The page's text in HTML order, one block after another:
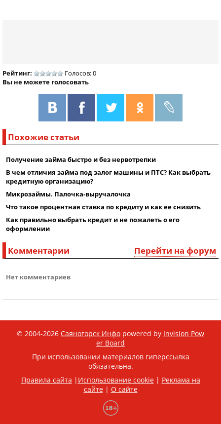
Рейтинг:
Голосов: 0
Вы не можете голосовать
Похожие статьи
Получение займа быстро и без нервотрепки
В чем отличия займа под залог машины и ПТС? Как выбрать
кредитную организацию?
Микрозаймы. Палочка-выручалочка
Что такое процентная ставка по кредиту и как ее снизить
Как правильно выбрать кредит и не пожалеть о его
оформлении
Перейти на форум
Комментарии
Нет комментариев
© 2004-2026 Саяногорск Инфо powered by Invision Pow
er Board
При использовании материалов гиперссылка
обязательна.
Правила сайта | Использование cookie| Реклама на
сайте| О сайте